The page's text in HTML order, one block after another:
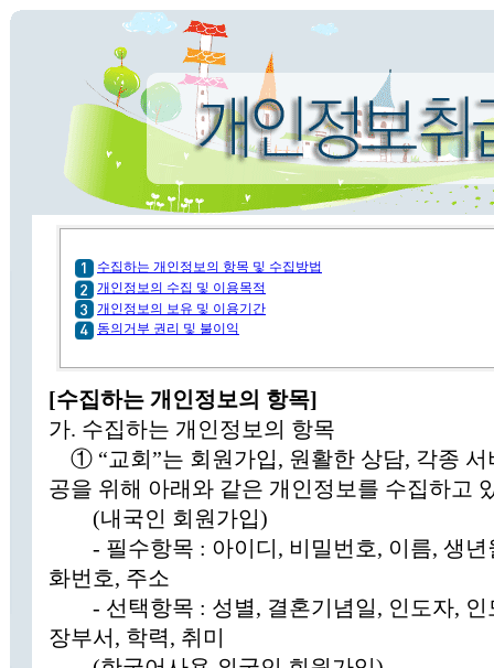
수집하는 개인정보의 항목 및 수집방법
개인정보의 수집 및 이용목적
개인정보의 보유 및 이용기간
동의거부 권리 및 불이익
[수집하는 개인정보의 항목]
가. 수집하는 개인정보의 항목
① “교회”는 회원가입, 원활한 상담, 각종 서
공을 위해 아래와 같은 개인정보를 수집하고
(내국인 회원가입)
- 필수항목 : 아이디, 비밀번호, 이름, 생년
화번호, 주소
- 선택항목 : 성별, 결혼기념일, 인도자, 인
장부서, 학력, 취미